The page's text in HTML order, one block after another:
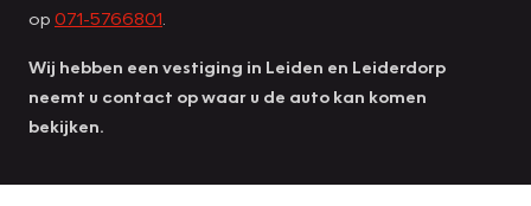
op 071-5766801
Wij hebben een vestiging in Leiden en Leiderdorp
neemt u contact op waar u de auto kan komen
bekijken.